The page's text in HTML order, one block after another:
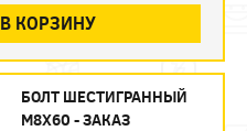
В КОРЗИНУ
БОЛТ ШЕСТИГРАННЫЙ
М8Х60 - ЗАКАЗ